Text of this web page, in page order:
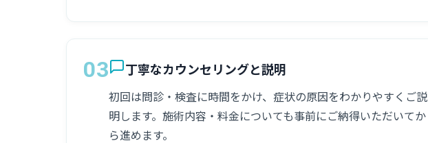
03 丁寧なカウンセリングと説明
初回は問診・検査に時間をかけ、症状の原因をわかりやすくご説
明します。施術内容・料金についても事前にご納得いただいてか
ら進めます。